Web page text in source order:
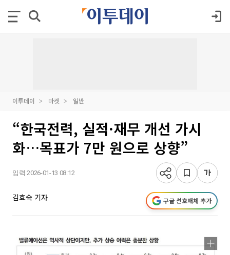
이투데이 마켓 일반
“한국전력, 실적·재무 개선 가시
화…목표가 7만 원으로 상향”
입력 2026-01-13 08:12
김효숙 기자 구글 선호매체 추가